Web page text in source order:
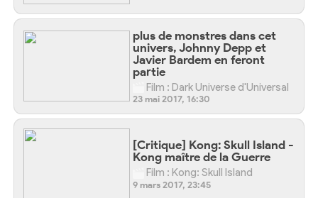
plus de monstres dans cet
univers, Johnny Depp et
Javier Bardem en feront
partie
Film : Dark Universe d'Universal
23 mai 2017, 16:30
[Critique] Kong: Skull Island -
Kong maître de la Guerre
Film : Kong: Skull Island
9 mars 2017, 23:45